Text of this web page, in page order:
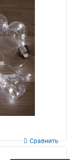
Сравнить